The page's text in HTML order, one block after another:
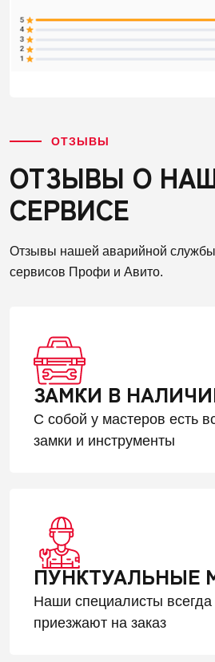
ОТЗЫВЫ
ОТЗЫВЫ О
СЕРВИСЕ
Отзывы нашей аварийной
сервисов Профи и Авито.
ЗАМКИ В
С собой у мастеров есть
замки и инструменты
ПУНКТУАЛЬНЫЕ
Наши специалисты
приезжают на заказ